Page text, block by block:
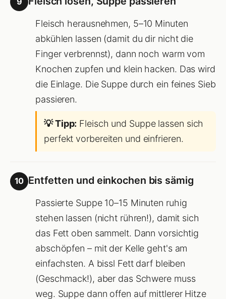
Fleisch herausnehmen, 5–10 Minuten
abkühlen lassen (damit du dir nicht die
Finger verbrennst), dann noch warm vom
Knochen zupfen und klein hacken. Das wird
die Einlage. Die Suppe durch ein feines Sieb
passieren.
💡 Tipp: Fleisch und Suppe lassen sich
perfekt vorbereiten und einfrieren.
10 Entfetten und einkochen bis sämig
Passierte Suppe 10–15 Minuten ruhig
stehen lassen (nicht rühren!), damit sich
das Fett oben sammelt. Dann vorsichtig
abschöpfen – mit der Kelle geht's am
einfachsten. A bissl Fett darf bleiben
(Geschmack!), aber das Schwere muss
weg. Suppe dann offen auf mittlerer Hitze